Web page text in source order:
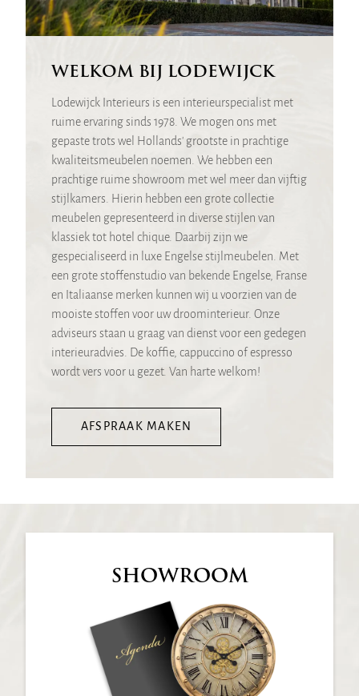
WELKOM BIJ LODEWIJCK
Lodewijck Interieurs is een interieurspecialist met
ruime ervaring sinds 1978. We mogen ons met
gepaste trots wel Hollands' grootste in prachtige
kwaliteitsmeubelen noemen. We hebben een
prachtige ruime showroom met wel meer dan vijftig
stijlkamers. Hierin hebben een grote collectie
meubelen gepresenteerd in diverse stijlen van
klassiek tot hotel chique. Daarbij zijn we
gespecialiseerd in luxe Engelse stijlmeubelen. Met
een grote stoffenstudio van bekende Engelse, Franse
en Italiaanse merken kunnen wij u voorzien van de
mooiste stoffen voor uw droominterieur. Onze
adviseurs staan u graag van dienst voor een gedegen
interieuradvies. De koffie, cappuccino of espresso
wordt vers voor u gezet. Van harte welkom!
AFSPRAAK MAKEN
SHOWROOM